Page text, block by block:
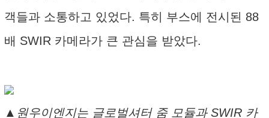
객들과 소통하고 있었다. 특히 부스에 전시된 88
배 SWIR 카메라가 큰 관심을 받았다.
▲원우이엔지는 글로벌셔터 줌 모듈과 SWIR 카